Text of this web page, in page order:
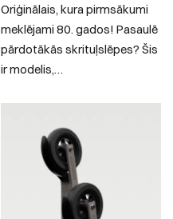
Oriģinālais, kura pirmsākumi
meklējami 80. gados! Pasaulē
pārdotākās skrituļslēpes? Šis
ir modelis,…